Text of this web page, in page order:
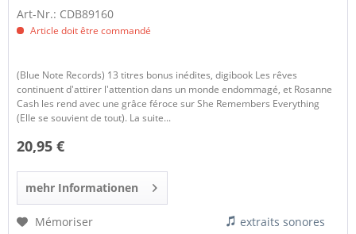
Art-Nr.: CDB89160
Article doit être commandé
(Blue Note Records) 13 titres bonus inédites, digibook Les rêves
continuent d'attirer l'attention dans un monde endommagé, et Rosanne
Cash les rend avec une grâce féroce sur She Remembers Everything
(Elle se souvient de tout). La suite...
20,95 €
mehr Informationen
Mémoriser extraits sonores